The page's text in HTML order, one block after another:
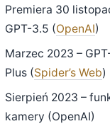
Premiera 30
GPT-3.5 (OpenAI)
Marzec 2023 –
Plus (Spider’s Web)
Sierpień 2023 –
kamery (OpenAI)